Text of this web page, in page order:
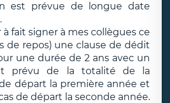
est prévue de longue date
fait signer à mes collègues ce
de repos) une clause de dédit
une durée de 2 ans avec un
prévu de la totalité de la
départ la première année et
de départ la seconde année.